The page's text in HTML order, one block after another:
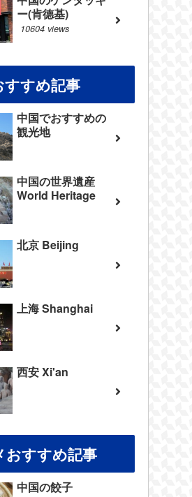
ー(肯德基)
10604 views
すすめ記事
中国でおすすめの
観光地
中国の世界遺産
World Heritage
北京 Beijing
上海 Shanghai
西安 Xi'an
おすすめ記事
中国の餃子